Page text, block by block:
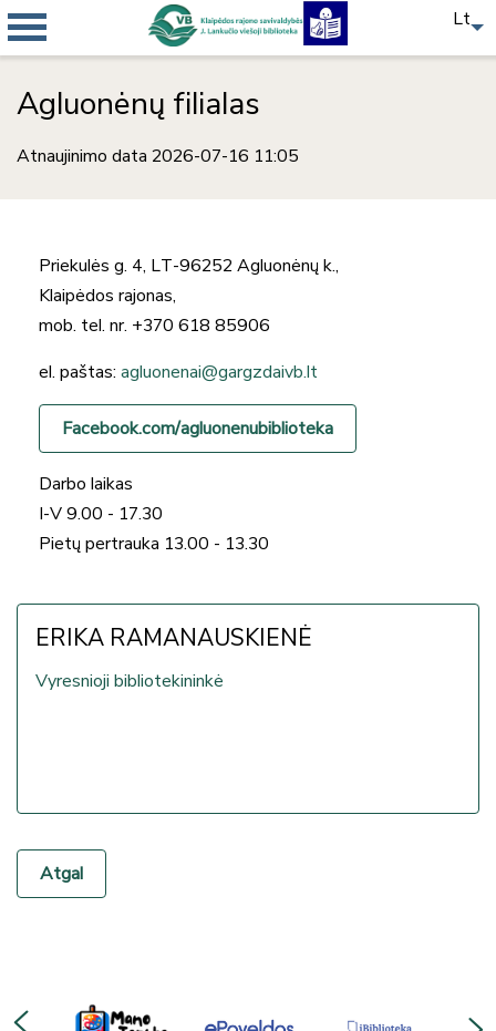
Agluonėnų filialas
Atnaujinimo data 2026-07-16 11:05
Priekulės g. 4, LT-96252 Agluonėnų k.,
Klaipėdos rajonas,
mob. tel. nr. +370 618 85906
el. paštas: agluonenai@gargzdaivb.lt
Facebook.com/agluonenubiblioteka
Darbo laikas
I-V 9.00 - 17.30
Pietų pertrauka 13.00 - 13.30
ERIKA RAMANAUSKIENĖ
Vyresnioji bibliotekininkė
Atgal
Lt